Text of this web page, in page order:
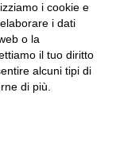
1,5 milioni
orari dei servizi
i cookie e
i dati
o la
il tuo diritto
alcuni tipi di
di più.